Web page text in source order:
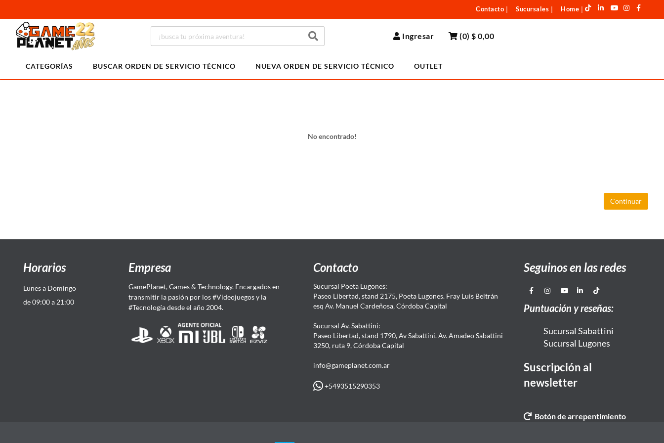
Contacto Sucursales Home
Ingresar (0)$ 0,00
CATEGORÍAS BUSCAR ORDEN DE SERVICIO TÉCNICO NUEVA ORDEN DE SERVICIO TÉCNICO OUTLET
No encontrado!
Continuar
Horarios
Lunes a Domingo
de 09:00 a 21:00
Empresa
GamePlanet, Games & Technology. Encargados en
transmitir la pasión por los #Videojuegos y la
#Tecnología desde el año 2004.
Contacto
Sucursal Poeta Lugones:
Paseo Libertad, stand 2175, Poeta Lugones. Fray Luis Beltrán
esq Av. Manuel Cardeñosa, Córdoba Capital
Sucursal Av. Sabattini:
Paseo Libertad, stand 1790, Av Sabattini. Av. Amadeo Sabattini
3250, ruta 9, Córdoba Capital
info@gameplanet.com.ar
+5493515290353
Seguinos en las redes
Puntuación y reseñas:
Sucursal Sabattini
Sucursal Lugones
Suscripción al
newsletter
Botón de arrepentimiento